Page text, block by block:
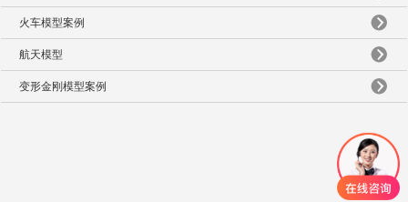
火车模型案例
航天模型
变形金刚模型案例